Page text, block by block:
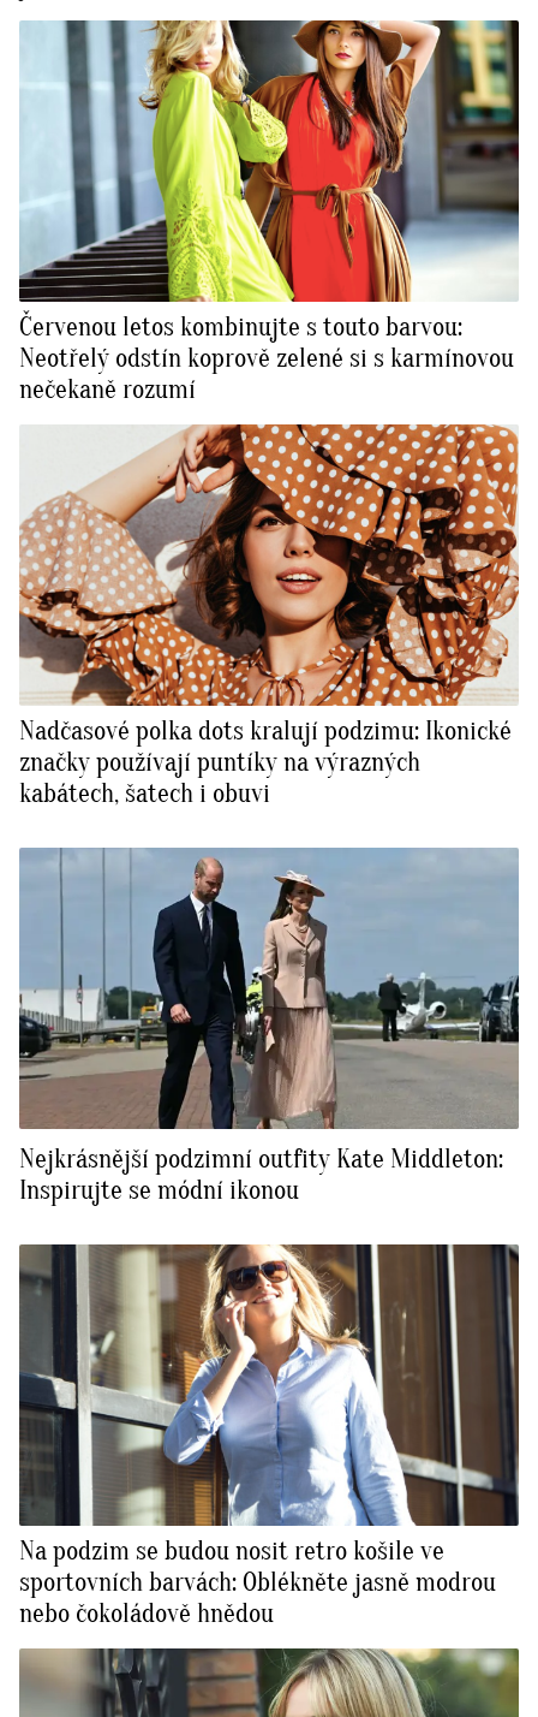
Červenou letos kombinujte s touto barvou:
Neotřelý odstín koprově zelené si s karmínovou
nečekaně rozumí
Nadčasové polka dots kralují podzimu: Ikonické
značky používají puntíky na výrazných
kabátech, šatech i obuvi
Nejkrásnější podzimní outfity Kate Middleton:
Inspirujte se módní ikonou
Na podzim se budou nosit retro košile ve
sportovních barvách: Oblékněte jasně modrou
nebo čokoládově hnědou